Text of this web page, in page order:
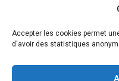
Accepter les cookies permet
d'avoir des statistiques